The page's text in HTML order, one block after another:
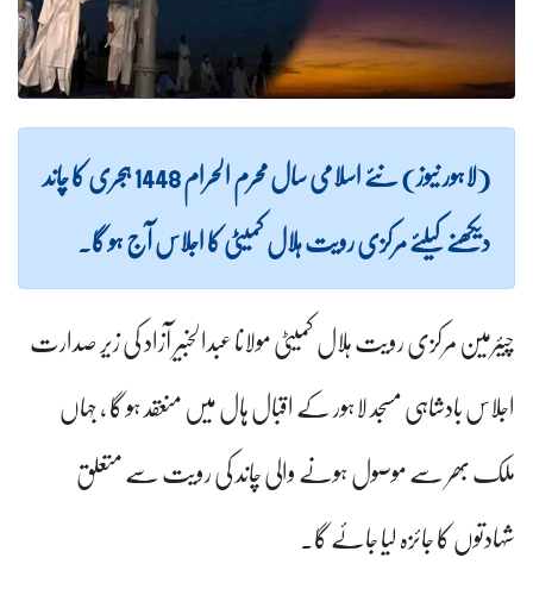
(لاہور نیوز) نئے اسلامی سال محرم الحرام 1448 ہجری کا چاند
دیکھنے کیلئے مرکزی رویت ہلال کمیٹی کا اجلاس آج ہو گا۔
چیئرمین مرکزی رویت ہلال کمیٹی مولانا عبدالخبیر آزاد کی زیر صدارت
اجلاس بادشاہی مسجد لاہور کے اقبال ہال میں منعقد ہو گا ، جہاں
ملک بھر سے موصول ہونے والی چاند کی رویت سے متعلق
شہادتوں کا جائزہ لیا جائے گا۔